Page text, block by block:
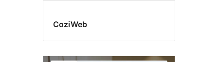
CoziWeb